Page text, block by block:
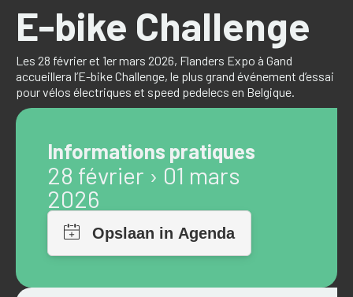
E-bike Challenge
Les 28 février et 1er mars 2026, Flanders Expo à Gand
accueillera l’E-bike Challenge, le plus grand événement d’essai
pour vélos électriques et speed pedelecs en Belgique.
Informations pratiques
28 février › 01 mars
2026